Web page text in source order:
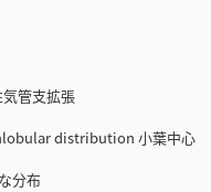
管支拡張
distribution 小葉中心
分布